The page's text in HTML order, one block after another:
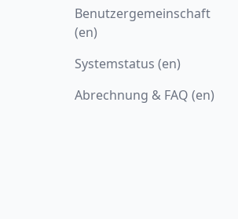
Benutzergemeinschaft
(en)
Systemstatus (en)
Abrechnung & FAQ (en)